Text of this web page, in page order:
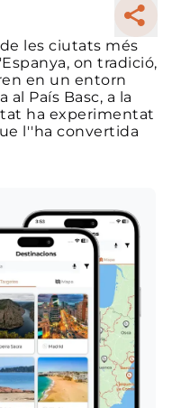
les ciutats més
on tradició,
en un entorn
País Basc, a la
ha experimentat
l''ha convertida